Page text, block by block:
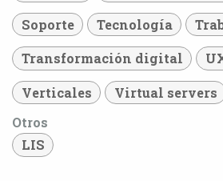
Soporte Tecnología
Transformación digital
Verticales Virtual servers
Otros
LIS